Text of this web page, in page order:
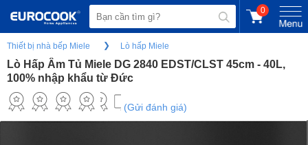
0
Thiết bị nhà bếp Miele Lò hấp Miele
Lò Hấp Âm Tủ Miele DG 2840 EDST/CLST 45cm - 40L,
100% nhập khẩu từ Đức
(Gửi đánh giá)